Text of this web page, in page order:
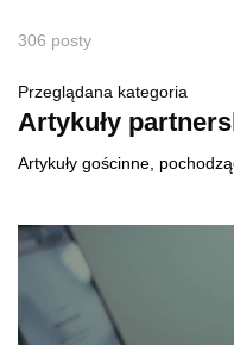
306 posty
Przeglądana kategoria
Artykuły
Artykuły gościnne,